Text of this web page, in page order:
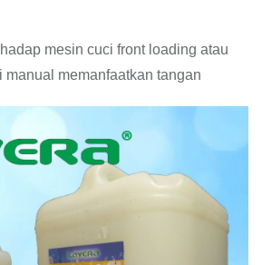
mesin cuci front loading atau
manual memanfaatkan tangan